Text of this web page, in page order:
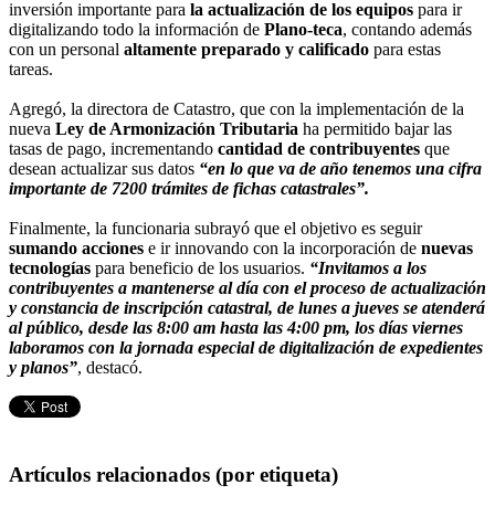
inversión importante para la actualización de los equipos para ir
digitalizando todo la información de Plano-teca, contando además
con un personal altamente preparado y calificado para estas
tareas.
Agregó, la directora de Catastro, que con la implementación de la
nueva Ley de Armonización Tributaria ha permitido bajar las
tasas de pago, incrementando cantidad de contribuyentes que
desean actualizar sus datos “en lo que va de año tenemos una cifra
importante de 7200 trámites de fichas catastrales”.
Finalmente, la funcionaria subrayó que el objetivo es seguir
sumando acciones e ir innovando con la incorporación de nuevas
tecnologías para beneficio de los usuarios. “Invitamos a los
contribuyentes a mantenerse al día con el proceso de actualización
y constancia de inscripción catastral, de lunes a jueves se atenderá
al público, desde las 8:00 am hasta las 4:00 pm, los días viernes
laboramos con la jornada especial de digitalización de expedientes
y planos”, destacó.
Artículos relacionados (por etiqueta)